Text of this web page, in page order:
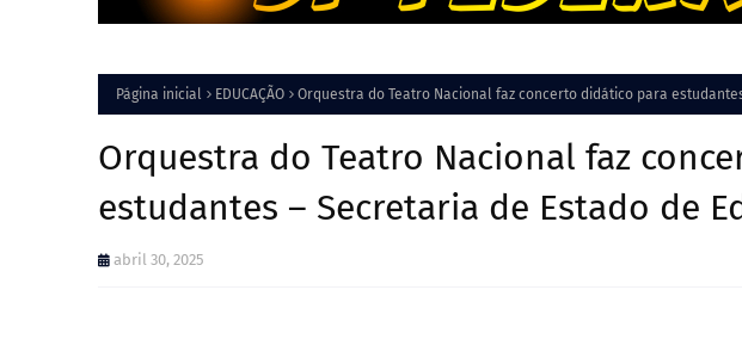
Página inicial EDUCAÇÃO Orquestra do Teatro Nacional faz concerto didático para
Orquestra do Teatro Nacional faz
estudantes – Secretaria de Estado de
abril 30, 2025